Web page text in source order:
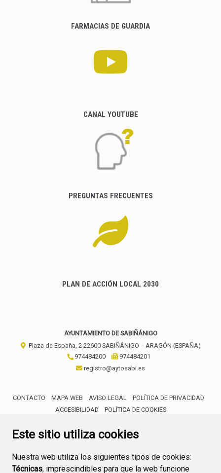
Este sitio utiliza cookies
Nuestra web utiliza los siguientes tipos de cookies:
Técnicas, imprescindibles para que la web funcione
FARMACIAS DE GUARDIA
CANAL YOUTUBE
PREGUNTAS FRECUENTES
PLAN DE ACCIÓN LOCAL 2030
AYUNTAMIENTO DE SABIÑÁNIGO
Plaza de España, 2 22600 SABIÑÁNIGO - ARAGÓN (ESPAÑA)
974484200
974484201
registro@aytosabi.es
CONTACTO MAPA WEB AVISO LEGAL
POLÍTICA DE PRIVACIDAD
ACCESIBILIDAD
POLÍTICA DE COOKIES